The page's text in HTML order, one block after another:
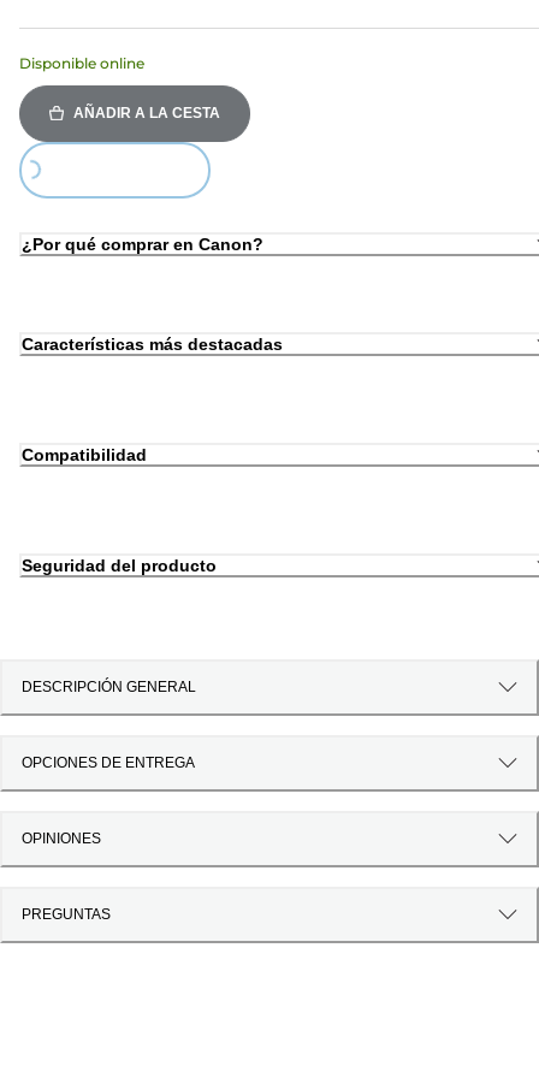
Disponible online
AÑADIR A LA CESTA
Loading...
¿Por qué comprar en Canon?
Características más destacadas
Compatibilidad
Seguridad del producto
DESCRIPCIÓN GENERAL
OPCIONES DE ENTREGA
OPINIONES
PREGUNTAS